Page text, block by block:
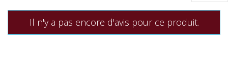
Il n'y a pas encore d'avis pour ce produit.